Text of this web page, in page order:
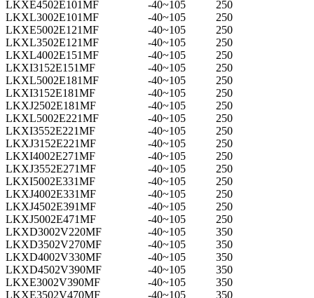
LKXE4502E101MF
-40~105
250
LKXL3002E101MF
-40~105
250
LKXE5002E121MF
-40~105
250
LKXL3502E121MF
-40~105
250
LKXL4002E151MF
-40~105
250
LKXI3152E151MF
-40~105
250
LKXL5002E181MF
-40~105
250
LKXI3152E181MF
-40~105
250
LKXJ2502E181MF
-40~105
250
LKXL5002E221MF
-40~105
250
LKXI3552E221MF
-40~105
250
LKXJ3152E221MF
-40~105
250
LKXI4002E271MF
-40~105
250
LKXJ3552E271MF
-40~105
250
LKXI5002E331MF
-40~105
250
LKXJ4002E331MF
-40~105
250
LKXJ4502E391MF
-40~105
250
LKXJ5002E471MF
-40~105
250
LKXD3002V220MF
-40~105
350
LKXD3502V270MF
-40~105
350
LKXD4002V330MF
-40~105
350
LKXD4502V390MF
-40~105
350
LKXE3002V390MF
-40~105
350
LKXE3502V470MF
-40~105
350